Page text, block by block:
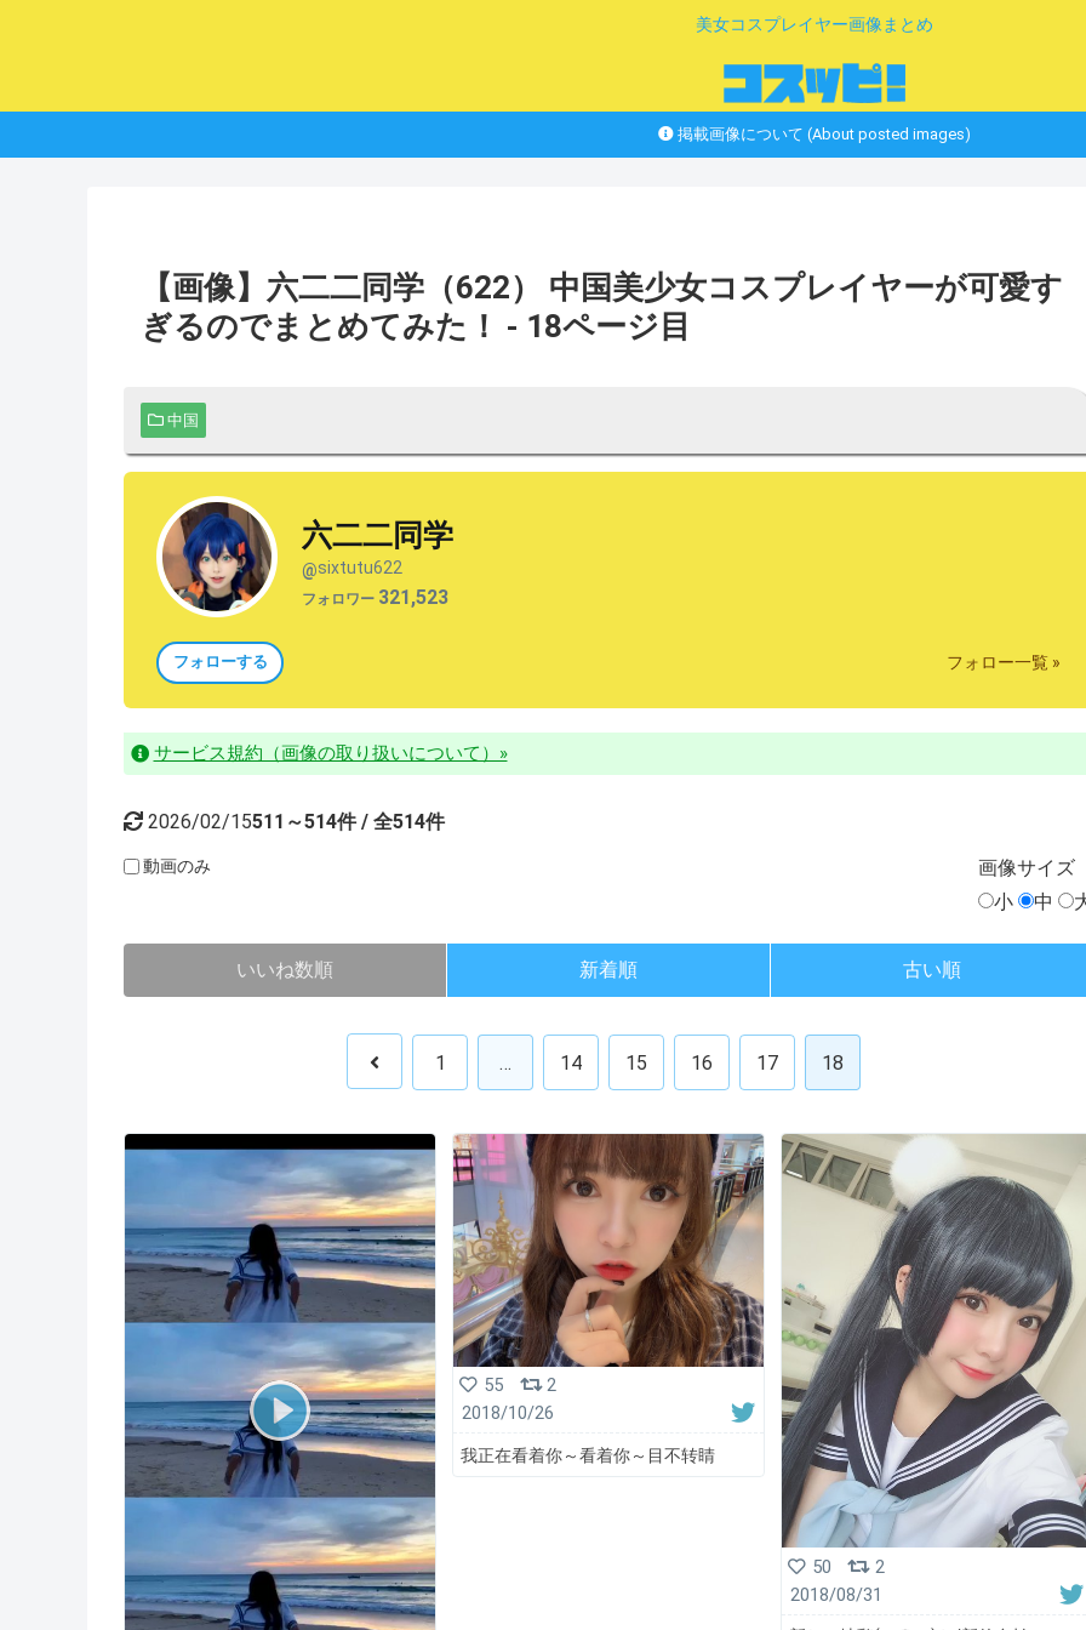
美女コスプレイヤー画像まとめ
掲載画像について (About posted images)
【画像】六二二同学（622） 中国美少女コスプレイヤーが可愛す
ぎるのでまとめてみた！ - 18ページ目
中国
六二二同学
@sixtutu622
フォロワー 321,523
フォローする フォロー一覧 »
サービス規約（画像の取り扱いについて）»
2026/02/15511～514件 / 全514件
動画のみ 画像サイズ
小
中
いいね数順 新着順 古い順
1 … 14 15 16 17 18
55
2
2018/10/26
我正在看着你～看着你～目不转睛
50
2
2018/08/31